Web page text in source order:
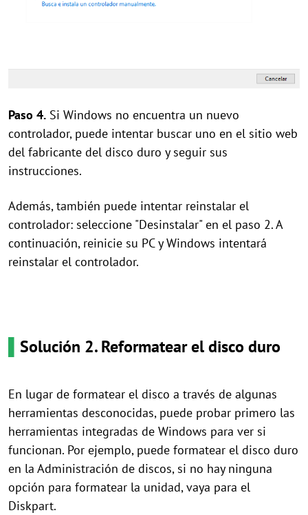
Paso 4. Si Windows no encuentra un nuevo
controlador, puede intentar buscar uno en el sitio web
del fabricante del disco duro y seguir sus
instrucciones.
Además, también puede intentar reinstalar el
controlador: seleccione "Desinstalar" en el paso 2. A
continuación, reinicie su PC y Windows intentará
reinstalar el controlador.
Solución 2. Reformatear el disco duro
En lugar de formatear el disco a través de algunas
herramientas desconocidas, puede probar primero las
herramientas integradas de Windows para ver si
funcionan. Por ejemplo, puede formatear el disco duro
en la Administración de discos, si no hay ninguna
opción para formatear la unidad, vaya para el
Diskpart.